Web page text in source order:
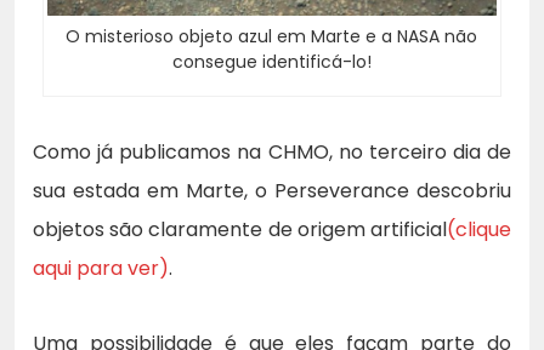
O misterioso objeto azul em Marte e a NASA não
consegue identificá-lo!
Como já publicamos na CHMO, no terceiro dia de
sua estada em Marte, o Perseverance descobriu
objetos são claramente de origem artificial(clique
aqui para ver).
Uma possibilidade é que eles façam parte do